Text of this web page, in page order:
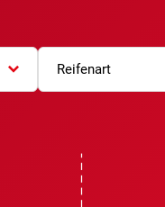
Reifenart